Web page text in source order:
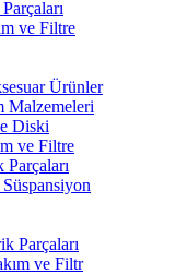
ve Filtre
Ürünler
Malzemeleri
Diski
ve Filtre
Parçaları
ve Filtr